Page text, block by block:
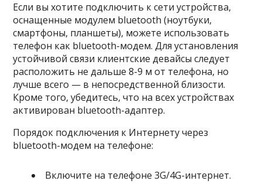
Если вы хотите подключить к сети устройства,
оснащенные модулем bluetooth (ноутбуки,
смартфоны, планшеты), можете использовать
телефон как bluetooth-модем. Для установления
устойчивой связи клиентские девайсы следует
расположить не дальше 8-9 м от телефона, но
лучше всего — в непосредственной близости.
Кроме того, убедитесь, что на всех устройствах
активирован bluetooth-адаптер.
Порядок подключения к Интернету через
bluetooth-модем на телефоне:
Включите на телефоне 3G/4G-интернет.